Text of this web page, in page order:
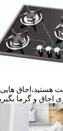
هایی
اجاق و گرما